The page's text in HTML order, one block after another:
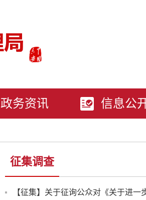
政务资讯 信息公
征集调查